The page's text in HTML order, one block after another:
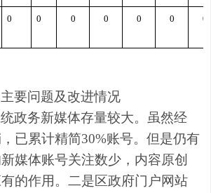
0 0 0 0 0 0 0
要问题及改进情况
政务新媒体存量较大。虽然经
已累计精简30%账号。但是仍有
媒体账号关注数少，内容原创
的作用。 二是区政府门户网站